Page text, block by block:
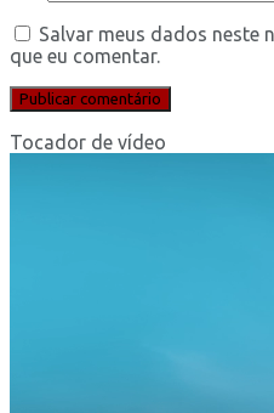
Salvar meus dados neste
que eu comentar.
Tocador de vídeo